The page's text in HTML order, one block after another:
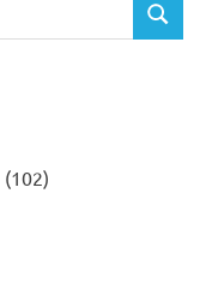
検
(102)